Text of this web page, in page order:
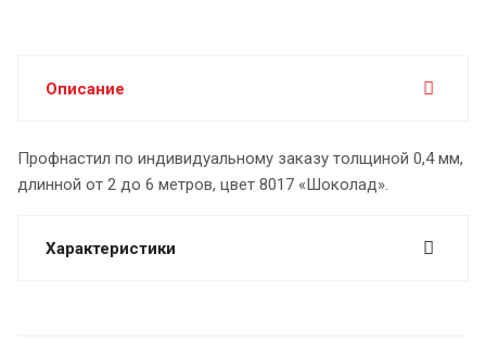
Описание
Профнастил по индивидуальному заказу толщиной 0,4 мм,
длинной от 2 до 6 метров, цвет 8017 «Шоколад».
Характеристики